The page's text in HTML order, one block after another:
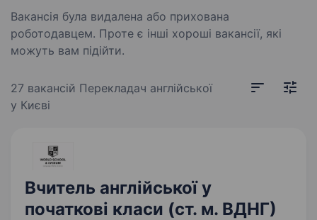
Вакансія була видалена або прихована
роботодавцем. Проте є інші хороші вакансії, які
можуть вам підійти.
27 вакансій Перекладач англійської
у Києві
Вчитель англійської у
початкові класи (ст. м. ВДНГ)